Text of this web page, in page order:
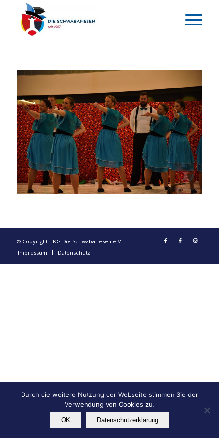
© Copyright - KG Die Schwabanesen e.V.
Impressum
Datenschutz
Durch die weitere Nutzung der Webseite stimmen Sie der
Verwendung von Cookies zu.
OK Datenschutzerklärung